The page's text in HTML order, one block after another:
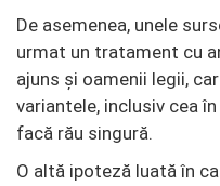
De asemenea, unele
urmat un tratament cu
ajuns și oamenii legii,
variantele, inclusiv cea
facă rău singură.
O altă ipoteză luată în